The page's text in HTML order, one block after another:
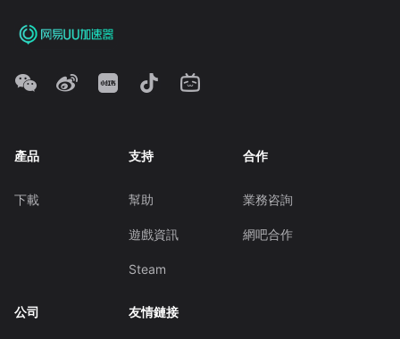
產品
下載
支持
幫助
遊戲資訊
Steam
合作
業務咨詢
網吧合作
公司 友情鏈接